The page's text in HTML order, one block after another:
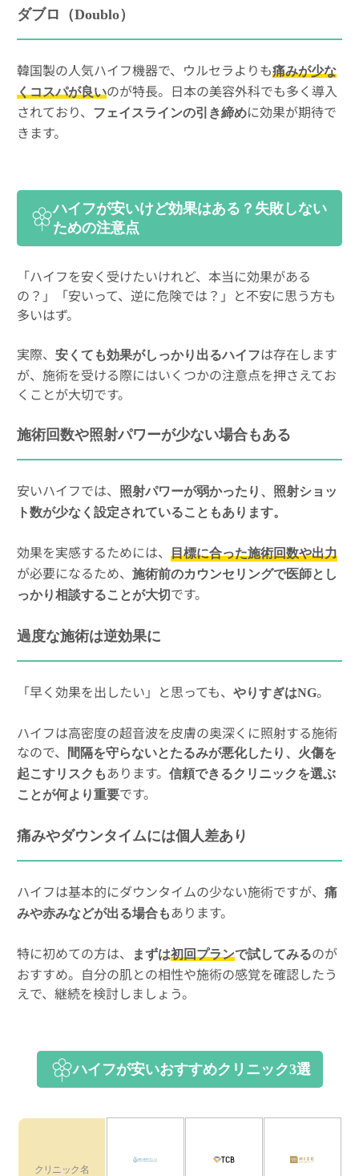
ダブロ（Doublo）
韓国製の人気ハイフ機器で、ウルセラよりも痛みが少な
くコスパが良いのが特長。日本の美容外科でも多く導入
されており、
フェイスラインの引き締めに効果が期待で
きます。
ハイフが安いけど効果はある？失敗しない
ための注意点
「ハイフを安く受けたいけれど、本当に効果がある
の？」「安いって、逆に危険では？」と不安に思う方も
多いはず。
実際、 安くても効果がしっかり出るハイフは存在します
が、施術を受ける際にはいくつかの注意点を押さえてお
くことが大切です。
施術回数や照射パワーが少ない場合もある
安いハイフでは、
照射パワーが弱かったり、照射ショッ
ト数が少なく設定されていることもあります。
効果を実感するためには、 目標に合った施術回数や出力
が必要になるため、
施術前のカウンセリングで医師とし
っかり相談することが大切 です。
過度な施術は逆効果に
「早く効果を出したい」と思っても、 やりすぎはNG。
ハイフは高密度の超音波を皮膚の奥深くに照射する施術
なので、
間隔を守らないとたるみが悪化したり、火傷を
起こすリスクもあります。 信頼できるクリニックを選ぶ
ことが何より重要です。
痛みやダウンタイムには個人差あり
ハイフは基本的にダウンタイムの少ない施術ですが、
痛
みや赤みなどが出る場合もあります。
特に初めての方は、 まずは初回プランで試してみるのが
おすすめ。自分の肌との相性や施術の感覚を確認したう
えで、継続を検討しましょう。
ハイフが安いおすすめクリニック3選
クリニック名